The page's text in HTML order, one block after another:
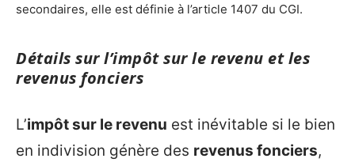
secondaires, elle est définie à l’article 1407 du CGI.
Détails sur l’impôt sur le revenu et les
revenus fonciers
L’impôt sur le revenu est inévitable si le bien
en indivision génère des revenus fonciers,